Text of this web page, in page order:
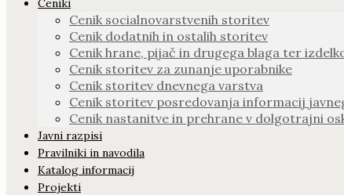
Ceniki
Cenik socialnovarstvenih storitev
Cenik dodatnih in ostalih storitev
Cenik hrane, pijač in drugega blaga ter
Cenik storitev za zunanje uporabnike
Cenik storitev dnevnega varstva
Cenik storitev posredovanja informacij
Cenik nastanitve in prehrane v dolgotrajni
Javni razpisi
Pravilniki in navodila
Katalog informacij
Projekti